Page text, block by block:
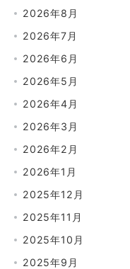
2026年8月
2026年7月
2026年6月
2026年5月
2026年4月
2026年3月
2026年2月
2026年1月
2025年12月
2025年11月
2025年10月
2025年9月